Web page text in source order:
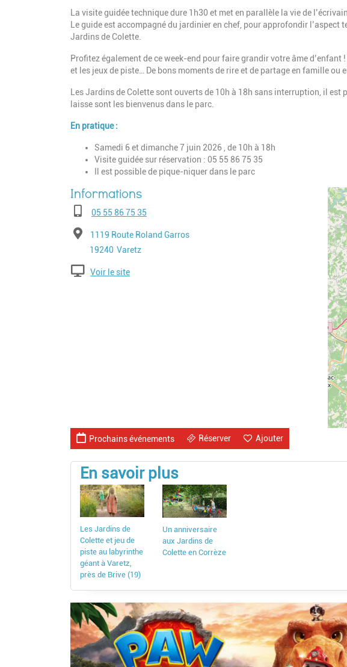
La visite guidée technique dure 1h30 et met en parallèle la vie de
Le guide est accompagné du jardinier en chef, pour approfondir l’aspect
Jardins de Colette.
Profitez également de ce week-end pour faire grandir votre âme
et les jeux de piste… De bons moments de rire et de partage en famille ou
Les Jardins de Colette sont ouverts de 10h à 18h sans interruption, il
laisse sont les bienvenus dans le parc.
En pratique :
Samedi 6 et dimanche 7 juin 2026 , de 10h à 18h
Visite guidée sur réservation : 05 55 86 75 35
Il est possible de pique-niquer dans le parc
Téléphone05 55 86 75 35
Adresse1119 Route Roland Garros
Code postal
19240 Ville
Varetz
Voir le site
Ajouter
Réserver
Prochains événements
En savoir plus
Les Jardins de
Colette et jeu de
piste au labyrinthe
géant à Varetz,
près de Brive (19)
Un anniversaire
aux Jardins de
Colette en Corrèze